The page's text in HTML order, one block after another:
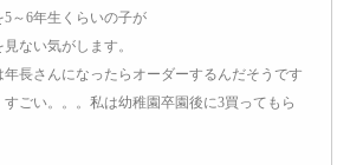
～6年生くらいの子が
ない気がします。
長さんになったらオーダーするんだそうです
ごい。。。私は幼稚園卒園後に3買ってもら